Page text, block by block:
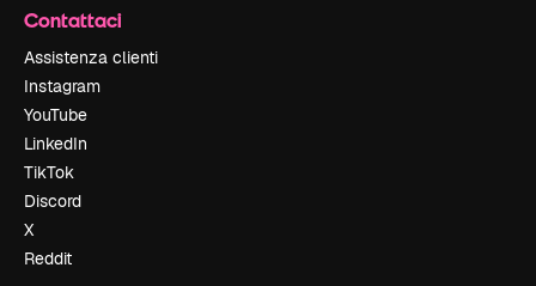
Contattaci
Assistenza clienti
Instagram
YouTube
LinkedIn
TikTok
Discord
X
Reddit